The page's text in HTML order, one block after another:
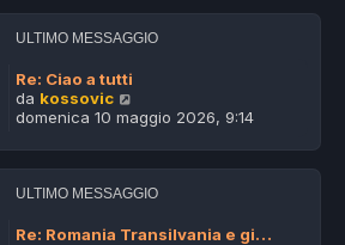
ULTIMO MESSAGGIO
Re: Ciao a tutti
da kossovic
e
i
u
l
i
domenica 10 maggio 2026, 9:14
ULTIMO MESSAGGIO
Re: Romania Transilvania e gi…